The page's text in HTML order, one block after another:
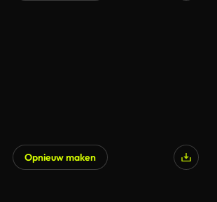
Opnieuw maken